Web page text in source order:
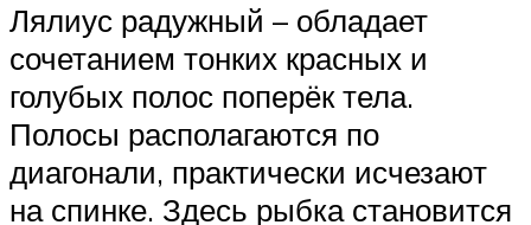
Лялиус радужный – обладает
сочетанием тонких красных и
голубых полос поперёк тела.
Полосы располагаются по
диагонали, практически исчезают
на спинке. Здесь рыбка становится